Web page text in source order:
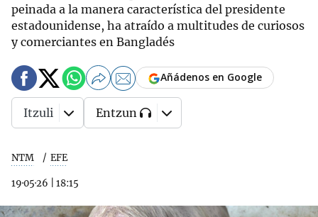
peinada a la manera característica del presidente
estadounidense, ha atraído a multitudes de curiosos
y comerciantes en Bangladés
NTM EFE
19·05·26 18:15
Añádenos en Google
Itzuli Entzun